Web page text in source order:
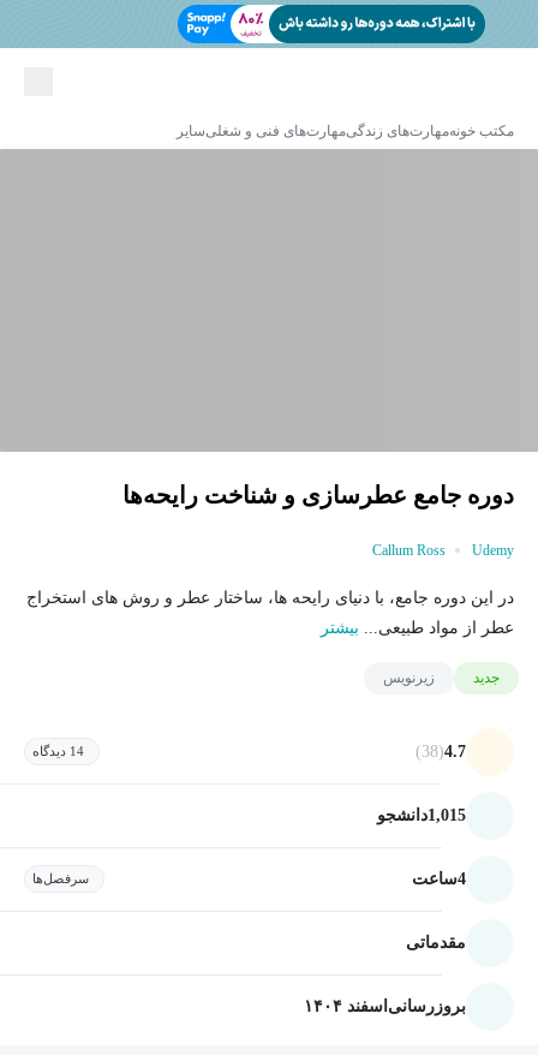
مکتب خونهمهارت‌های زندگیمهارت‌های فنی و شغلیسایر
دوره جامع عطرسازی و شناخت رایحه‌ها
Udemy
Callum Ross
در این دوره جامع، با دنیای رایحه ها، ساختار عطر و روش های استخراج
عطر از مواد طبیعی... بیشتر
جدید زیرنویس
4.7
(38) 14 دیدگاه
1,015دانشجو
4ساعت سرفصل‌ها
مقدماتی
بروزرسانی اسفند ۱۴۰۴